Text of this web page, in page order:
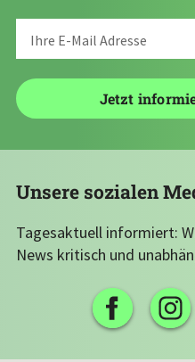
Unsere sozialen
Tagesaktuell informiert:
News kritisch und